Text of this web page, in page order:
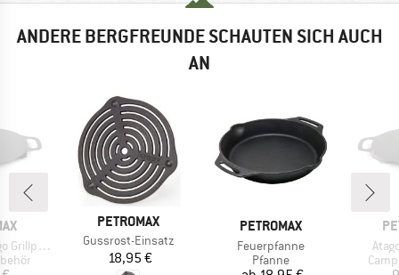
ANDERE BERGFREUNDE SCHAUTEN SICH AUCH
AN
MARKE
PETROMAX
Artikel
Gussrost-Einsatz
Preis
18,95 €
MARKE
PETROMAX
Artikel
Feuerpfanne
Produktgruppe
Pfanne